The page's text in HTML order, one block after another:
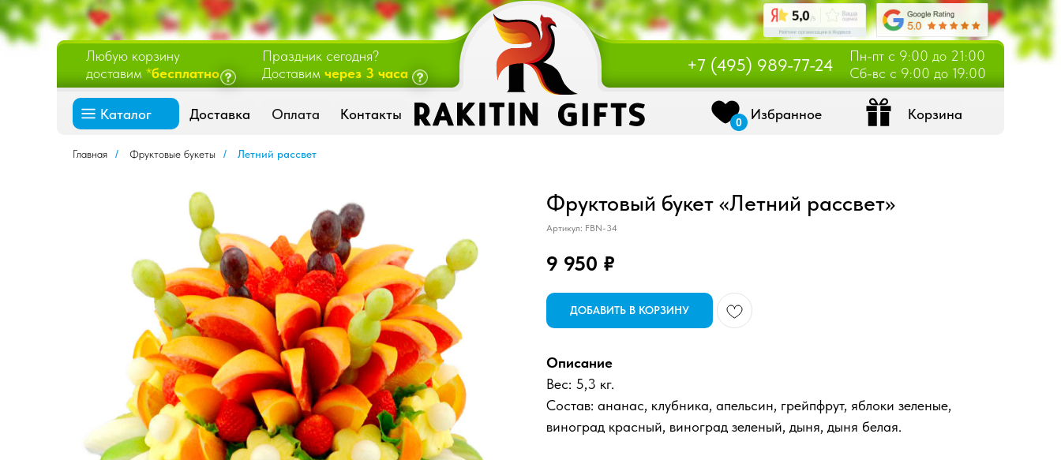
+7 (495) 989-77-24
Пн-пт с 9:00 до 21:00
Сб-вс с 9:00 до 19:00
Любую корзину
доставим *бесплатно
Праздник сегодня?
Доставим через 3 часа
Каталог Корзина
Избранное
0
Доставка Оплата Контакты
Главная / Фруктовые букеты / Летний рассвет
Фруктовый букет «Летний рассвет»
Артикул: FBN-34
9 950 ₽
ДОБАВИТЬ В КОРЗИНУ
Описание
Вес: 5,3 кг.
Состав: ананас, клубника, апельсин, грейпфрут, яблоки зеленые,
виноград красный, виноград зеленый, дыня, дыня белая.
Каталог Контакты Избранное Корзина
0
Доставка Оплата